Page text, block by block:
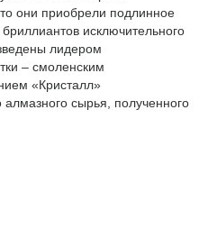
они приобрели подлинное
исключительного
лидером
– смоленским
«Кристалл»
сырья, полученного